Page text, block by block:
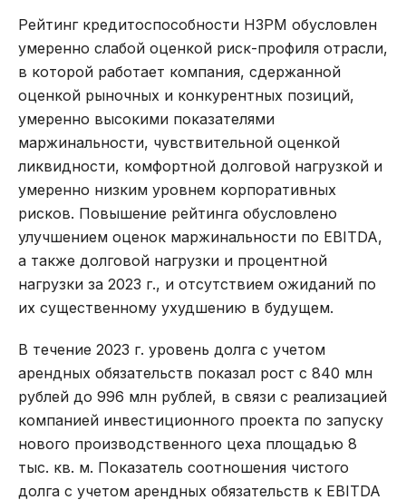
Рейтинг кредитоспособности НЗРМ обусловлен
умеренно слабой оценкой риск-профиля отрасли,
в которой работает компания, сдержанной
оценкой рыночных и конкурентных позиций,
умеренно высокими показателями
маржинальности, чувствительной оценкой
ликвидности, комфортной долговой нагрузкой и
умеренно низким уровнем корпоративных
рисков. Повышение рейтинга обусловлено
улучшением оценок маржинальности по EBITDA,
а также долговой нагрузки и процентной
нагрузки за 2023 г., и отсутствием ожиданий по
их существенному ухудшению в будущем.
В течение 2023 г. уровень долга с учетом
арендных обязательств показал рост с 840 млн
рублей до 996 млн рублей, в связи с реализацией
компанией инвестиционного проекта по запуску
нового производственного цеха площадью 8
тыс. кв. м. Показатель соотношения чистого
долга с учетом арендных обязательств к EBITDA